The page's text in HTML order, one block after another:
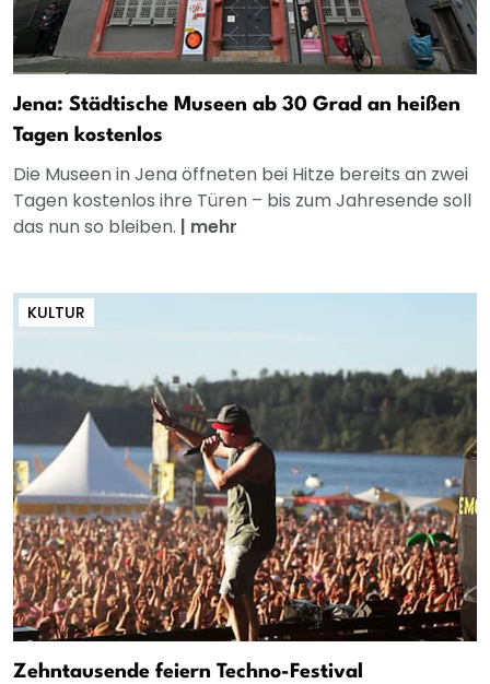
Jena: Städtische Museen ab 30 Grad an heißen
Tagen kostenlos
Die Museen in Jena öffneten bei Hitze bereits an zwei
Tagen kostenlos ihre Türen – bis zum Jahresende soll
das nun so bleiben. | mehr
KULTUR
Zehntausende feiern Techno-Festival